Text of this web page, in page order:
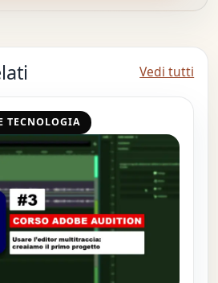
Vedi tutti
TECNOLOGIA